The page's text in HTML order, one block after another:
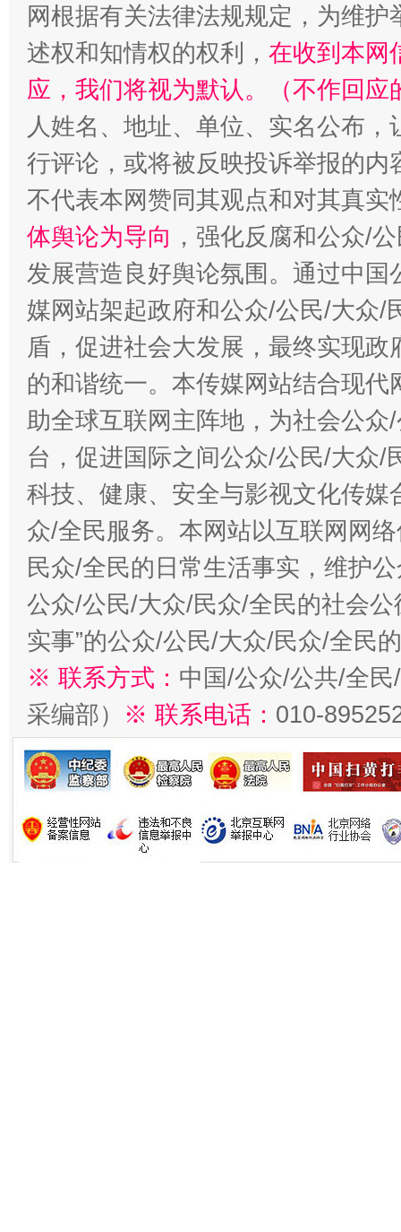
站台名比不上好声名
漫山遍野的桃花与雪山、麦地、白藏房 除
网根据有关法律法规规定，为维
述权和知情权的权利， 在收到本网
应，我们将视为默认。（不作回应
人姓名、地址、单位、实名公布
行评论，或将被反映投诉举报的
不代表本网赞同其观点和对其真实
体舆论为导向 ，强化反腐和公众/
发展营造良好舆论氛围。通过中
媒网站架起政府和公众/公民/大众/
盾，促进社会大发展，最终实现
的和谐统一。本传媒网站结合现
助全球互联网主阵地，为社会公
台，促进国际之间公众/公民/大众/
科技、健康、安全与影视文化传
众/全民服务。本网站以互联网网
民众/全民的日常生活事实，维护
公众/公民/大众/民众/全民的社会公
实事”的公众/公民/大众/民众/全民
※ 联系方式： 中国/公众/公共/全
采编部） ※ 联系电话： 010-